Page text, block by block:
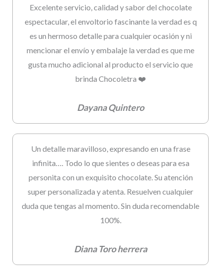
Excelente servicio, calidad y sabor del chocolate
espectacular, el envoltorio fascinante la verdad es q
es un hermoso detalle para cualquier ocasión y ni
mencionar el envío y embalaje la verdad es que me
gusta mucho adicional al producto el servicio que
brinda Chocoletra ❤️
Dayana Quintero
Un detalle maravilloso, expresando en una frase
infinita…. Todo lo que sientes o deseas para esa
personita con un exquisito chocolate. Su atención
super personalizada y atenta. Resuelven cualquier
duda que tengas al momento. Sin duda recomendable
100%.
Diana Toro herrera